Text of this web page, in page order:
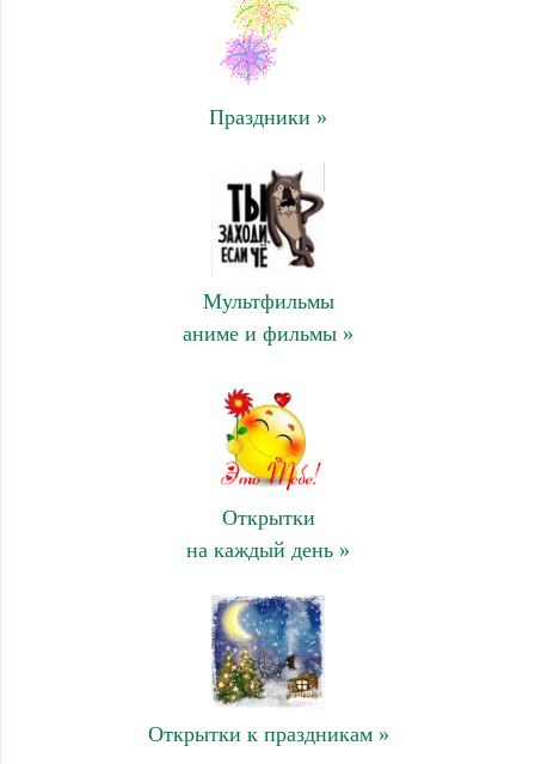
Праздники »
Мультфильмы
аниме и фильмы »
Открытки
на каждый день »
Открытки к праздникам »